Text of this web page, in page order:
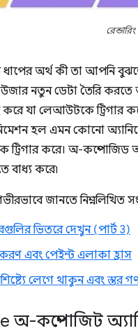
ধাপের অর্থ কী তা আপনি
নতুন ডেটা তৈরি
যা লেআউটকে ট্রিগার
হল এমন কোনো
করে। অ-কম্পোজিড
করে৷
জানতে নিম্নলিখিত
ভিতরে দেখুন (পার্ট 3)
এবং পেইন্ট এলাকা হ্রাস
লেগে থাকুন এবং স্তর
অ-কম্পোজিট